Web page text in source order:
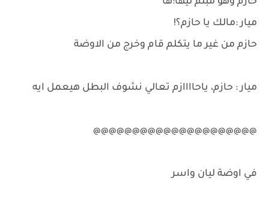
ميار :مالك يا حازم؟!
حازم من غير ما يتكلم قام وخرج من الاوضة
ميار : حازم، ياحاااازم تعالي نشوف البطل هيعمل ايه
@@@@@@@@@@@@@@@@@@@@@
في اوضة ليان واسر